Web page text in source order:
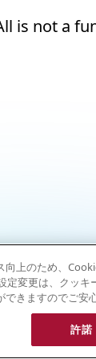
is not a
向上のため、
定変更は、クッキ
きますのでご安
許諾